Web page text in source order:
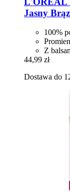
Jasny Brąz
100%
Z
44,99 zł
Dostawa do